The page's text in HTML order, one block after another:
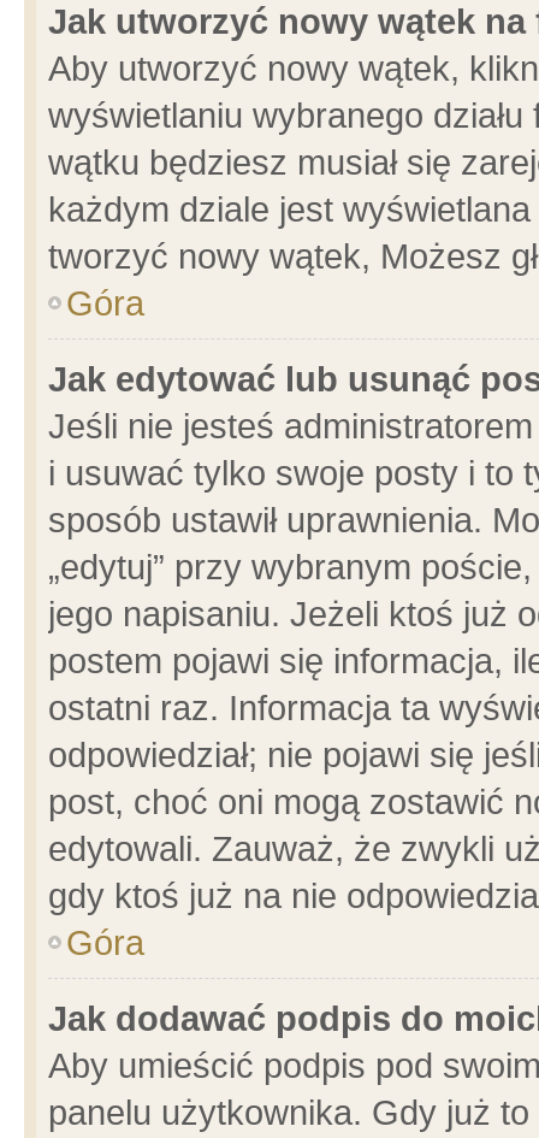
Jak utworzyć nowy wątek na
Aby utworzyć nowy wątek,
wyświetlaniu wybranego
wątku będziesz musiał się
każdym dziale jest
tworzyć nowy wątek, Możesz
Góra
Jak edytować lub usunąć
Jeśli nie jesteś
i usuwać tylko swoje posty i to
sposób ustawił uprawnienia.
„edytuj” przy wybranym
jego napisaniu. Jeżeli ktoś już
postem pojawi się informacja,
ostatni raz. Informacja ta
odpowiedział; nie pojawi się
post, choć oni mogą zostawić
edytowali. Zauważ, że zwykli
gdy ktoś już na nie
Góra
Jak dodawać podpis do
Aby umieścić podpis pod
panelu użytkownika. Gdy już